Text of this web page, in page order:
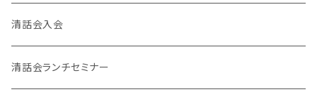
清話会入会
清話会ランチセミナー